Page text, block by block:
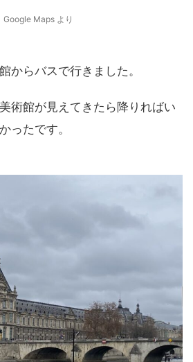
Google Maps より
からバスで行きました。
術館が見えてきたら降りればい
ったです。